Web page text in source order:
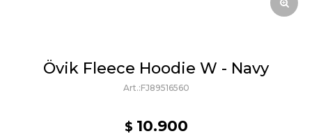
Övik Fleece Hoodie W - Navy
FJ89516560
$ 10.900